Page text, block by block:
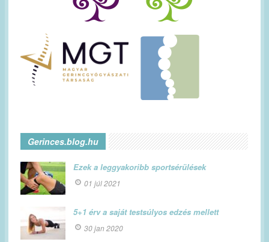
Gerinces.blog.hu
Ezek a leggyakoribb sportsérülések
01 júl 2021
5+1 érv a saját testsúlyos edzés mellett
30 jan 2020